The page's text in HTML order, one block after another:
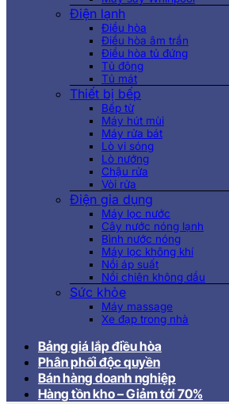
Điện lạnh
Điều hòa
Điều hòa âm trần
Điều hòa tủ đứng
Tủ đông
Tủ mát
Thiết bị bếp
Bếp từ
Máy hút mùi
Máy rửa bát
Lò vi sóng
Lò nướng
Chậu rửa
Vòi rửa
Điện gia dụng
Máy lọc nước
Cây nước nóng lạnh
Bình nước nóng
Máy lọc không khí
Nồi áp suất
Nồi chiên không dầu
Sức khỏe
Máy massage
Xe đạp trong nhà
Bảng giá lắp điều hòa
Phân phối độc quyền
Bán hàng doanh nghiệp
Hàng tồn kho – Giảm tới 70%